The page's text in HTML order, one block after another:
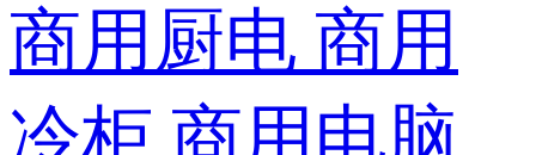
商用厨电 商用
冷柜 商用电脑